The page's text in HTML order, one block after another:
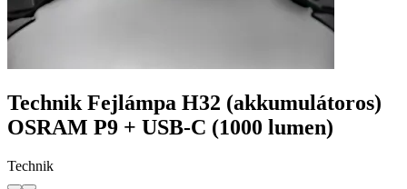
Technik Fejlámpa H32 (akkumulátoros)
OSRAM P9 + USB-C (1000 lumen)
Technik